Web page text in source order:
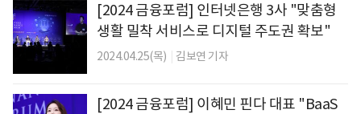
[2024 금융포럼] 인터넷은행 3사 "맞춤형
생활 밀착 서비스로 디지털 주도권 확보"
2024.04.25(목) 김보연 기자
[2024 금융포럼] 이혜민 핀다 대표 "BaaS